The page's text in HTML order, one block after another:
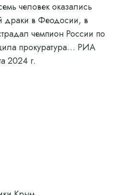
человек оказались
драки в Феодосии, в
чемпион России по
прокуратура… РИА
2024 г.